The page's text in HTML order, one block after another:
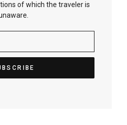
of which the traveler is